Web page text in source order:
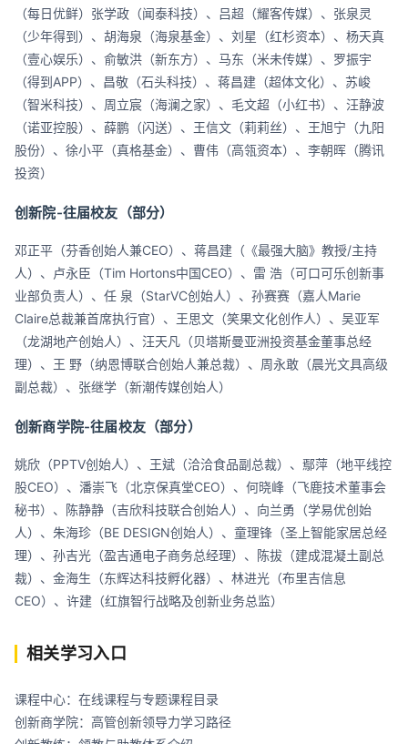
（每日优鲜）张学政（闻泰科技）、吕超（耀客传媒）、张泉灵
（少年得到）、胡海泉（海泉基金）、刘星（红杉资本）、杨天真
（壹心娱乐）、俞敏洪（新东方）、马东（米未传媒）、罗振宇
（得到APP）、昌敬（石头科技）、蒋昌建（超体文化）、苏峻
（智米科技）、周立宸（海澜之家）、毛文超（小红书）、汪静波
（诺亚控股）、薛鹏（闪送）、王信文（莉莉丝）、王旭宁（九阳
股份）、徐小平（真格基金）、曹伟（高瓴资本）、李朝晖（腾讯
投资）
创新院-往届校友（部分）
邓正平（芬香创始人兼CEO）、蒋昌建（《最强大脑》教授/主持
人）、卢永臣（Tim Hortons中国CEO）、雷 浩（可口可乐创新事
业部负责人）、任 泉（StarVC创始人）、孙赛赛（嘉人Marie
Claire总裁兼首席执行官）、王思文（笑果文化创作人）、吴亚军
（龙湖地产创始人）、汪天凡（贝塔斯曼亚洲投资基金董事总经
理）、王 野（纳恩博联合创始人兼总裁）、周永敢（晨光文具高级
副总裁）、张继学（新潮传媒创始人）
创新商学院-往届校友（部分）
姚欣（PPTV创始人）、王斌（洽洽食品副总裁）、鄢萍（地平线控
股CEO）、潘崇飞（北京保真堂CEO）、何晓峰（飞鹿技术董事会
秘书）、陈静静（吉欣科技联合创始人）、向兰勇（学易优创始
人）、朱海珍（BE DESIGN创始人）、童理锋（圣上智能家居总经
理）、孙吉光（盈吉通电子商务总经理）、陈拔（建成混凝土副总
裁）、金海生（东辉达科技孵化器）、林进光（布里吉信息
CEO）、许建（红旗智行战略及创新业务总监）
相关学习入口
课程中心：在线课程与专题课程目录
创新商学院：高管创新领导力学习路径